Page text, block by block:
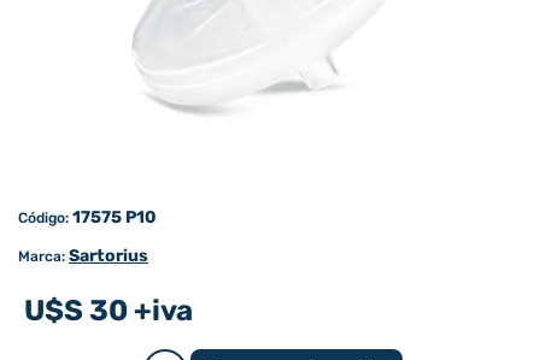
Código: 17575 P10
Marca: Sartorius
U$S 30 +iva